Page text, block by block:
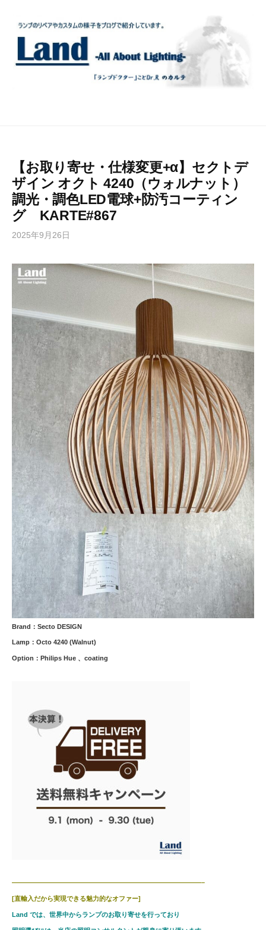
【お取り寄せ・仕様変更+α】セクトデ
ザイン オクト 4240（ウォルナット）
調光・調色LED電球+防汚コーティン
グ KARTE#867
2025年9月26日
Brand：Secto DESIGN
Lamp：Octo 4240 (Walnut)
Option：Philips Hue 、coating
—————————————————————————————–
[直輸入だから実現できる魅力的なオファー]
Land では、世界中からランプのお取り寄せを行っており